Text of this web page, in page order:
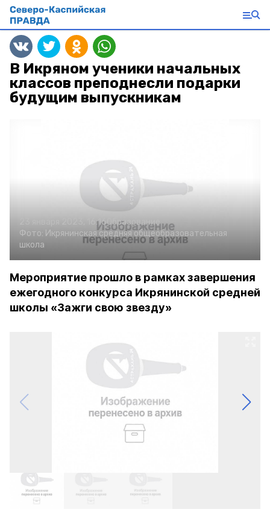
В Икряном ученики начальных
классов преподнесли подарки
будущим выпускникам
23 января 2023, 16:16Образование
Фото: Икрянинская средняя общеобразовательная
школа
Мероприятие прошло в рамках завершения
ежегодного конкурса Икрянинской средней
школы «Зажги свою звезду»